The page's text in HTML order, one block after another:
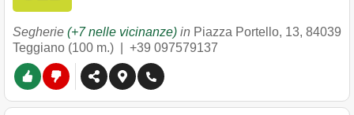
Segherie (+7 nelle vicinanze) in Piazza Portello, 13, 84039
Teggiano (100 m.) | +39 097579137